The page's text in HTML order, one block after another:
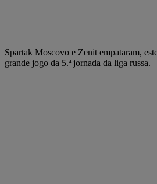
Spartak Moscovo e Zenit empataram,
grande jogo da 5.ª jornada da liga russa.